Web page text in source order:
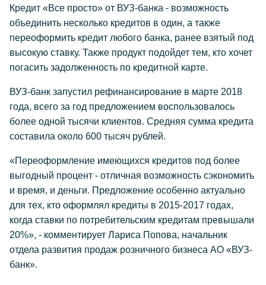
Кредит «Все просто» от ВУЗ-банка - возможность
объединить несколько кредитов в один, а также
переоформить кредит любого банка, ранее взятый под
высокую ставку. Также продукт подойдет тем, кто хочет
погасить задолженность по кредитной карте.
ВУЗ-банк запустил рефинансирование в марте 2018
года, всего за год предложением воспользовалось
более одной тысячи клиентов. Средняя сумма кредита
составила около 600 тысяч рублей.
«Переоформление имеющихся кредитов под более
выгодный процент - отличная возможность сэкономить
и время, и деньги. Предложение особенно актуально
для тех, кто оформлял кредиты в 2015-2017 годах,
когда ставки по потребительским кредитам превышали
20%», - комментирует Лариса Попова, начальник
отдела развития продаж розничного бизнеса АО «ВУЗ-
банк».